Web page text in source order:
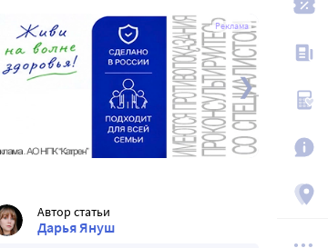
Реклама
Автор статьи
Дарья Януш